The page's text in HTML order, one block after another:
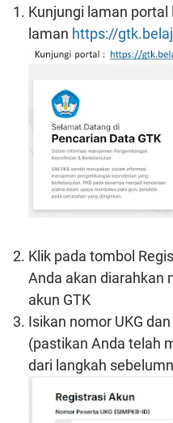
Kunjungi laman portal
laman https://
Klik pada tombol
Anda akan diarahkan
akun GTK
Isikan nomor UKG
(pastikan Anda telah
dari langkah